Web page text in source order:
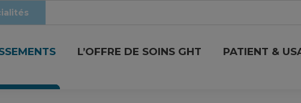
L’OFFRE DE SOINS GHT PATIENT &